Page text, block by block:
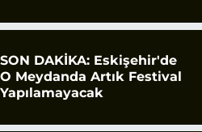
SON DAKİKA: Eskişehir'de
O Meydanda Artık Festival
Yapılamayacak